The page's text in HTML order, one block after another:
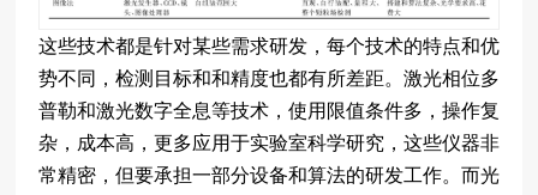
这些技术都是针对某些需求研发，每个技术的特点和优
势不同，检测目标和和精度也都有所差距。激光相位多
普勒和激光数字全息等技术，使用限值条件多，操作复
杂，成本高，更多应用于实验室科学研究，这些仪器非
常精密，但要承担一部分设备和算法的研发工作。而光